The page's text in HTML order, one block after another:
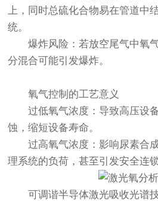
上，同时总硫化合物易在管道中
统。
爆炸风险：若放空尾气中氧
分混合可能引发爆炸。
氧气控制的工艺意义
过低氧气浓度：导致高压设
蚀，缩短设备寿命。
过高氧气浓度：影响尿素合
理系统的负荷，甚至引发安全连锁
可调谐半导体激光吸收光谱